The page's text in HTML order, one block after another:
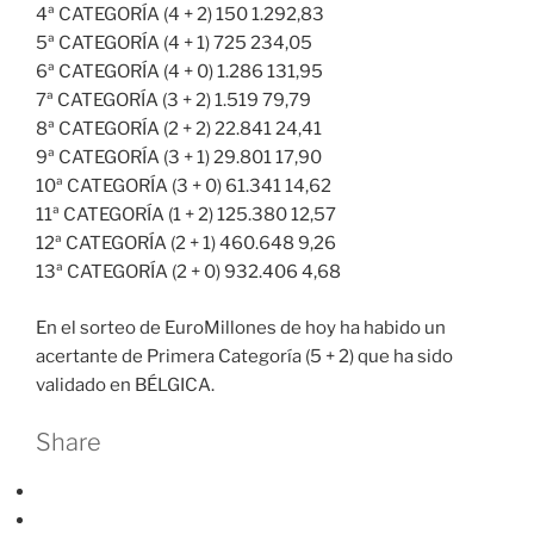
4ª CATEGORÍA (4 + 2) 150 1.292,83
5ª CATEGORÍA (4 + 1) 725 234,05
6ª CATEGORÍA (4 + 0) 1.286 131,95
7ª CATEGORÍA (3 + 2) 1.519 79,79
8ª CATEGORÍA (2 + 2) 22.841 24,41
9ª CATEGORÍA (3 + 1) 29.801 17,90
10ª CATEGORÍA (3 + 0) 61.341 14,62
11ª CATEGORÍA (1 + 2) 125.380 12,57
12ª CATEGORÍA (2 + 1) 460.648 9,26
13ª CATEGORÍA (2 + 0) 932.406 4,68
En el sorteo de EuroMillones de hoy ha habido un
acertante de Primera Categoría (5 + 2) que ha sido
validado en BÉLGICA.
Share